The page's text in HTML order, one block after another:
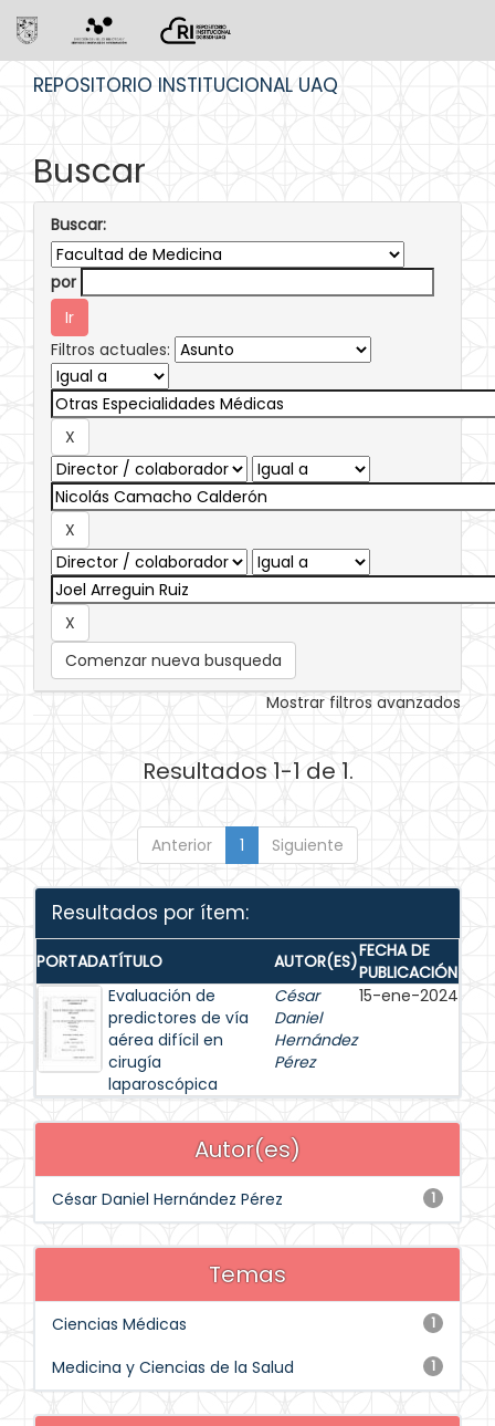
REPOSITORIO INSTITUCIONAL UAQ
Buscar
Buscar:
por
Filtros actuales:
Comenzar nueva busqueda
Mostrar filtros avanzados
Resultados 1-1 de 1.
Anterior 1 Siguiente
Resultados por ítem:
PORTADATÍTULO AUTOR(ES)FECHA DE
PUBLICACIÓN
Evaluación de
predictores de vía
aérea difícil en
cirugía
laparoscópica
César
Daniel
Hernández
Pérez
15-ene-2024
Autor(es)
1
César Daniel Hernández Pérez
Temas
1
Ciencias Médicas
1
Medicina y Ciencias de la Salud